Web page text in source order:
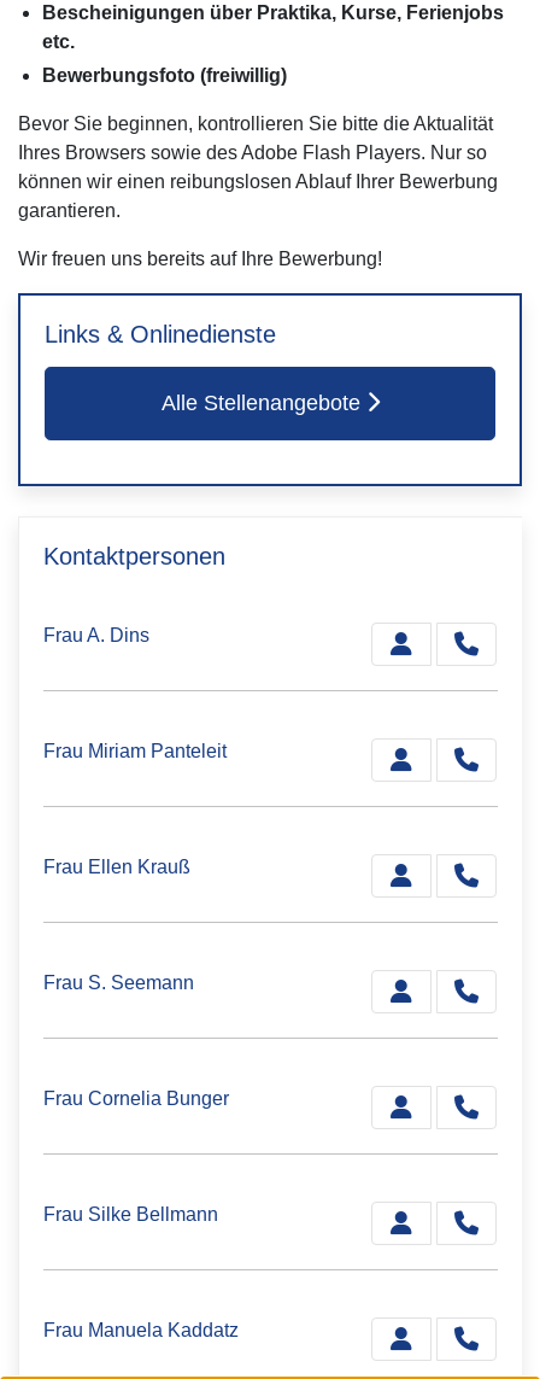
Bescheinigungen über Praktika, Kurse, Ferienjobs
etc.
Bewerbungsfoto (freiwillig)
Bevor Sie beginnen, kontrollieren Sie bitte die Aktualität
Ihres Browsers sowie des Adobe Flash Players. Nur so
können wir einen reibungslosen Ablauf Ihrer Bewerbung
garantieren.
Wir freuen uns bereits auf Ihre Bewerbung!
Links & Onlinedienste
Alle Stellenangebote
Kontaktpersonen
Frau A. Dins
Frau Miriam Panteleit
Frau Ellen Krauß
Frau S. Seemann
Frau Cornelia Bunger
Frau Silke Bellmann
Frau Manuela Kaddatz